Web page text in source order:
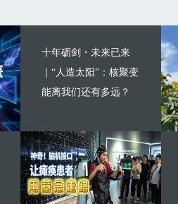
十年砺剑・未来已来
｜“人造太阳”：核聚变
能离我们还有多远？